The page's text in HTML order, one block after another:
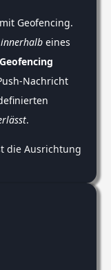
Geofencing.
innerhalb eines
Geofencing
Nachricht
.
die Ausrichtung von